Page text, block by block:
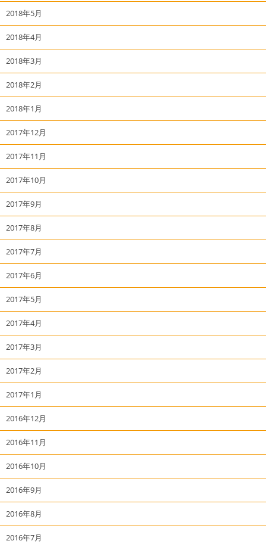
2018年5月
2018年4月
2018年3月
2018年2月
2018年1月
2017年12月
2017年11月
2017年10月
2017年9月
2017年8月
2017年7月
2017年6月
2017年5月
2017年4月
2017年3月
2017年2月
2017年1月
2016年12月
2016年11月
2016年10月
2016年9月
2016年8月
2016年7月